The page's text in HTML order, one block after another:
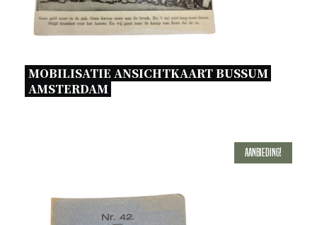
MOBILISATIE ANSICHTKAART BUSSUM
AMSTERDAM
Aanbieding!